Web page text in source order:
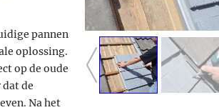
pannen
oplossing.
op de oude
de
Na het